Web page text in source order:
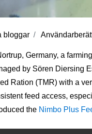
bloggar
Germany, a
by Sören Diersing
Ration (TMR) with a
feed access,
the Nimbo Plus